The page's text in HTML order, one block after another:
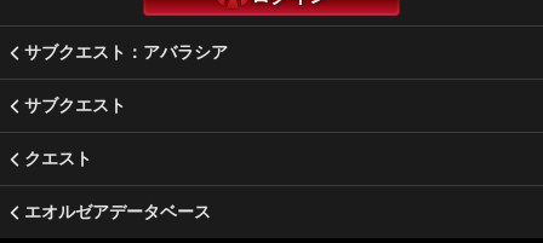
サブクエスト：アバラシア
サブクエスト
クエスト
エオルゼアデータベース